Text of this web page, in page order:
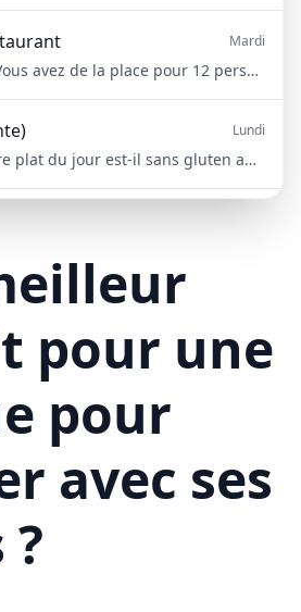
pour une
pour
avec ses
Mardi
avez de la place pour 12 personnes samedi soir ?
Lundi
Bonjour ! Votre plat du jour est-il sans gluten aujourd'hui ?